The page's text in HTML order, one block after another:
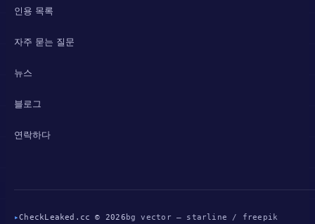
인용 목록
자주 묻는 질문
뉴스
블로그
연락하다
▸CheckLeaked.cc © 2026 bg vector — starline / freepik